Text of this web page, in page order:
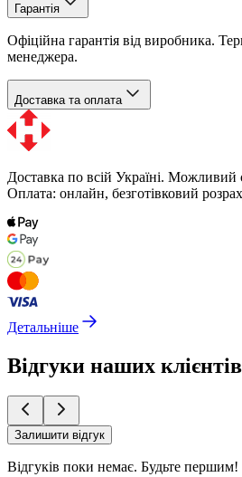
Гарантія
Офіційна гарантія від виробника.
менеджера.
Доставка та оплата
Доставка по всій Україні.
Оплата: онлайн, безготівковий
Детальніше
Відгуки наших клієнтів
Залишити відгук
Відгуків поки немає. Будьте першим!